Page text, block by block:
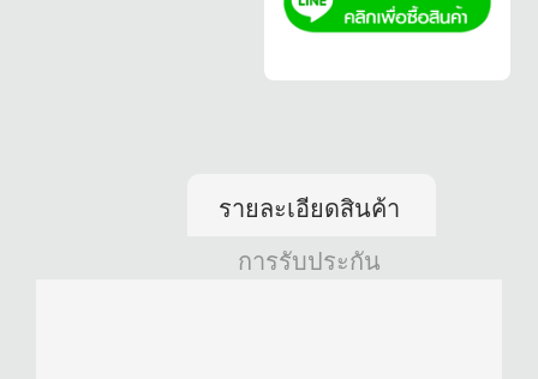
รายละเอียดสินค้า
การรับประกัน